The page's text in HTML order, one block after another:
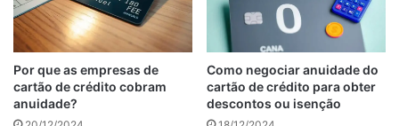
Por que as empresas de
cartão de crédito cobram
anuidade?
Como negociar anuidade do
cartão de crédito para obter
descontos ou isenção